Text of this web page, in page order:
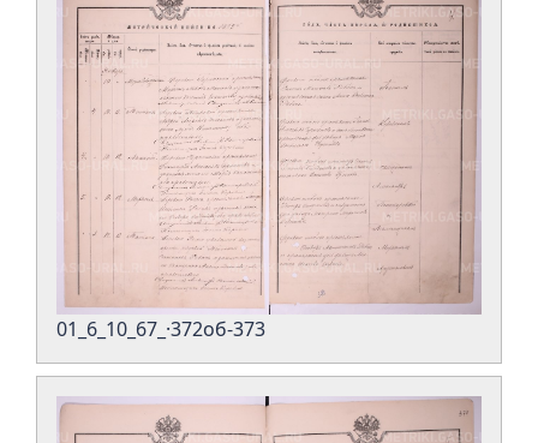
01_6_10_67_·372об-373